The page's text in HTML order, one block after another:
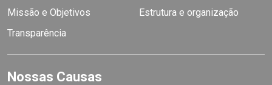
Missão e Objetivos
Estrutura e organização
Transparência
Nossas Causas